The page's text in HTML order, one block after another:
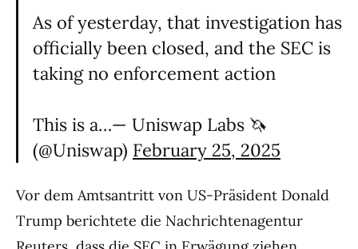
As of yesterday, that investigation has
officially been closed, and the SEC is
taking no enforcement action
This is a…— Uniswap Labs 🦄
(@Uniswap) February 25, 2025
Vor dem Amtsantritt von US-Präsident Donald
Trump berichtete die Nachrichtenagentur